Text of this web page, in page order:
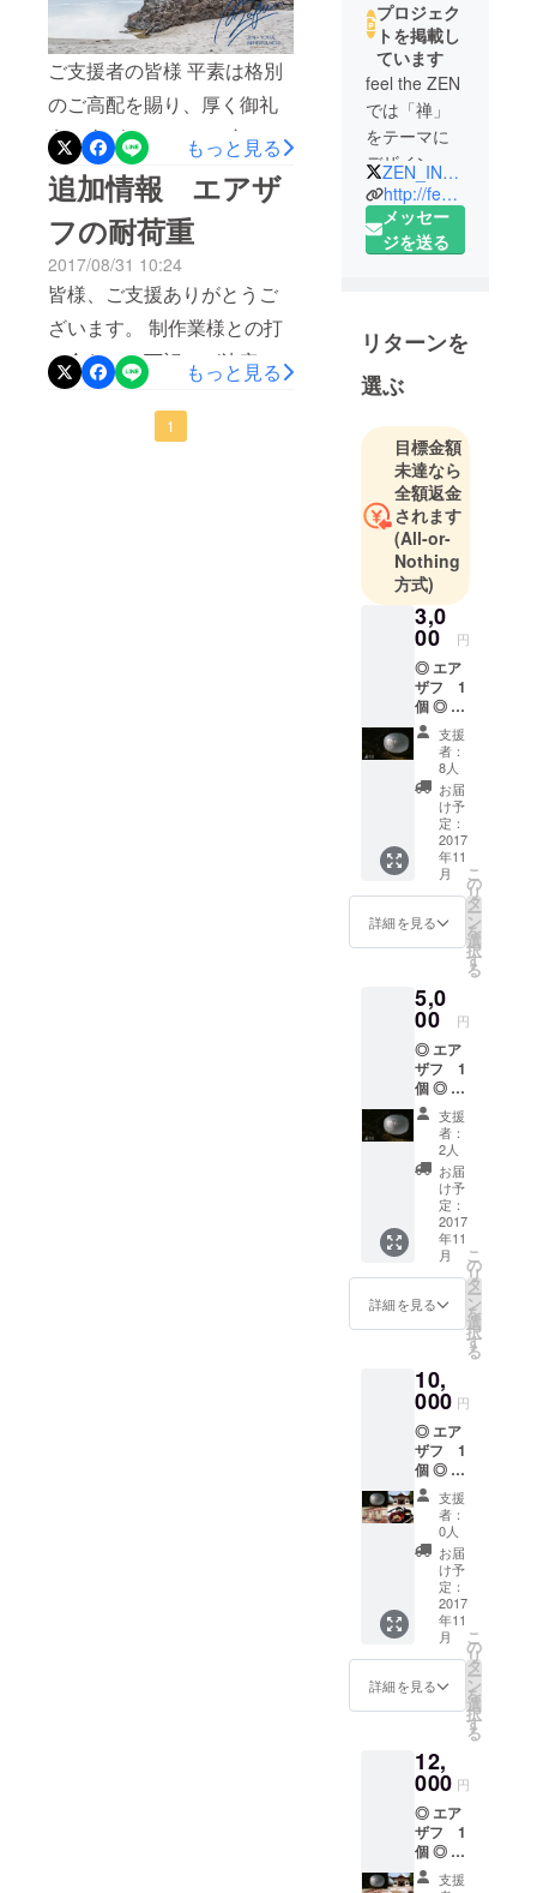
ご支援者の皆様 平素は格別
のご高配を賜り、厚く御礼
申し上げます。 この度おこ
なっておりました
CAMPFIREクラウドファン
ディングですが、ご支援い
ただいた皆様には大変申し
訳ございませんが、残念な
がら目標金額に達すること
なく終了いたしました。 弊
社の手違いでそのような設
定になってしまっていたよ
もっと見る
追加情報 エアザ
フの耐荷重
2017/08/31 10:24
皆様、ご支援ありがとうご
ざいます。 制作業様との打
ち合わせで下記のが決定致
しました。 エアザフの耐荷
重120kg（空気の注入量によ
もっと見る
1
プロジェク
トを掲載し
ています
feel the ZEN
では「禅」
をテーマに
デザインの
力で人とお
寺をつなぐ
プロジェク
た。
会社名 株
式会社モハ
ン feel the
ZEN事業部
所在地 京
都市下京区
材木町146
ファースト
コート五条
新町1F
ZEN_IN_LIFE
http://feel-the-zen.jp/
メッセー
ジを送る
リターンを
選ぶ
目標金額
未達なら
全額返金
されます
(All-or-
Nothing
方式)
3,0
00 円
◎ エア
ザフ 1
個 ◎ エ
アザフ
WEBサ
イトに
お名前
をクレ
ジット
支援
者：
8人
お届
け予
定：
2017
年11
月
詳細を見る
こ
の
リ
タ
ー
ン
を
選
択
す
る
5,0
00 円
◎ エア
ザフ 1
個 ◎ エ
アザフ
WEBサ
イトに
お名前
をクレ
ジット
◎ オリ
ジナル
お香 1
セット
◎ feel-
the-
ルス
テッ
カー
支援
者：
2人
お届
け予
定：
2017
年11
月
詳細を見る
こ
の
リ
タ
ー
ン
を
選
択
す
る
10,
000 円
◎ エア
ザフ 1
個 ◎ エ
アザフ
WEBサ
イトに
お名前
をクレ
ジット
◎ オリ
ジナル
お香 1
セット
◎ feel-
the-
ルス
テッ
カー ◎
宗鏡寺
（沢庵
寺）で
坐禅と
支援
者：
0人
お届
け予
定：
2017
年11
月
詳細を見る
こ
の
リ
タ
ー
ン
を
選
択
す
る
12,
000 円
◎ エア
ザフ 1
個 ◎ エ
アザフ
支援